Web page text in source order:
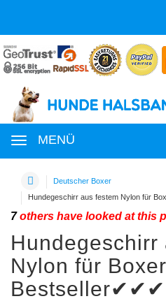
MENÜ
Deutscher Boxer
Hundegeschirr aus festem Nylon für
7others have looked at this
Hundegeschirr
Nylon für
Bestseller✔✔✔